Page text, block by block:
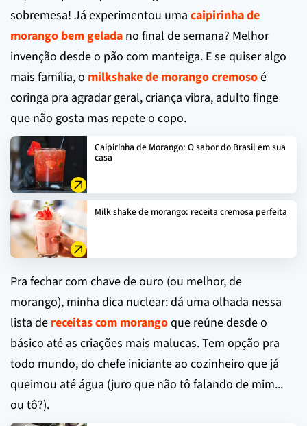
sobremesa! Já experimentou uma caipirinha de
morango bem gelada no final de semana? Melhor
invenção desde o pão com manteiga. E se quiser algo
mais família, o milkshake de morango cremosoé
coringa pra agradar geral, criança vibra, adulto finge
que não gosta mas repete o copo.
Caipirinha de Morango: O sabor do Brasil em sua
casa
Milk shake de morango: receita cremosa perfeita
Pra fechar com chave de ouro (ou melhor, de
morango), minha dica nuclear: dá uma olhada nessa
lista de receitas com morangoque reúne desde o
básico até as criações mais malucas. Tem opção pra
todo mundo, do chefe iniciante ao cozinheiro que já
queimou até água (juro que não tô falando de mim...
ou tô?).